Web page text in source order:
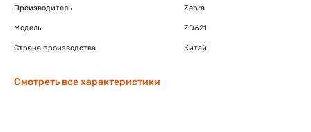
Производитель Zebra
Модель ZD621
Страна производства Китай
Смотреть все характеристики